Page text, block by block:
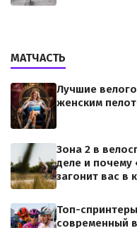
МАТЧАСТЬ
Лучшие
женским
Зона 2 в
деле и почему
загонит вас в
Топ-
современный